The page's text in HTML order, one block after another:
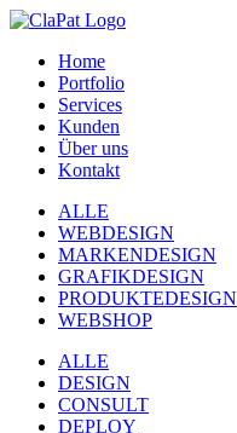
Home
Portfolio
Services
Kunden
Über uns
Kontakt
ALLE
WEBDESIGN
MARKENDESIGN
GRAFIKDESIGN
PRODUKTEDESIGN
WEBSHOP
ALLE
DESIGN
CONSULT
DEPLOY